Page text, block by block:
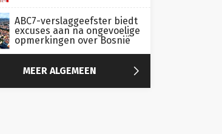
ABC7-verslaggeefster biedt
excuses aan na ongevoelige
opmerkingen over Bosnië
MEER ALGEMEEN 